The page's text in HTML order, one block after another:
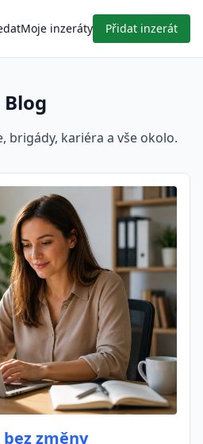
Moje inzeráty Přidat inzerát
Blog
brigády, kariéra a vše okolo.
změny